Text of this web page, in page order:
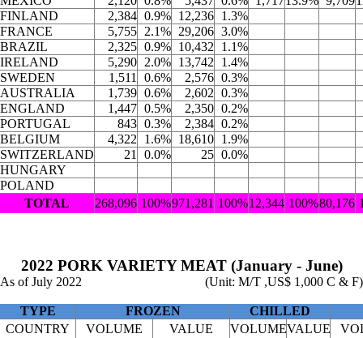
FINLAND
2,384 0.9% 12,236 1.3%
FRANCE
5,755 2.1% 29,206 3.0%
BRAZIL
2,325 0.9% 10,432
1.1%
IRELAND
5,290 2.0% 13,742
1.4%
SWEDEN
1,511 0.6% 2,576 0.3%
AUSTRALIA
1,739 0.6% 2,602 0.3%
ENGLAND
1,447 0.5% 2,350 0.2%
PORTUGAL
843 0.3% 2,384 0.2%
BELGIUM
4,322 1.6% 18,610 1.9%
SWITZERLAND
21 0.0% 25 0.0%
HUNGARY
POLAND
TOTAL
268,096 100%971,281 100%12,344 100%80,176
2022 PORK VARIETY MEAT (January - June)
As of July 2022 (Unit: M/T ,US$ 1,000 C & F)
TYPE FROZEN
CHILLED
COUNTRY
VOLUME VALUE VOLUMEVALUE